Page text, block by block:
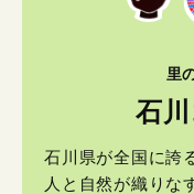
里
石
石川県が全国に誇
人と自然が織りな